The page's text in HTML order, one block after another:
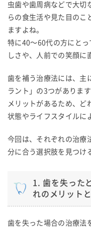
虫歯や歯周病などで大切
らの食生活や見た目のこ
ますよね。
特に40〜60代の方にと
しさや、人前での笑顔に
歯を補う治療法には、主
ラント」の3つがありま
メリットがあるため、ど
状態やライフスタイルに
今回は、それぞれの治療
分に合う選択肢を見つけ
1. 歯を失った
れのメリット
歯を失った場合の治療法